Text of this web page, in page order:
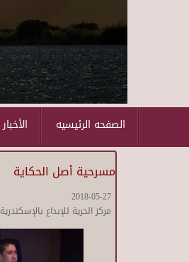
الأخبار الصفحه الرئيسيه
مسرحية أصل الحكاية
2018-05-27
مركز الحرية للإبداع بالإسكندرية